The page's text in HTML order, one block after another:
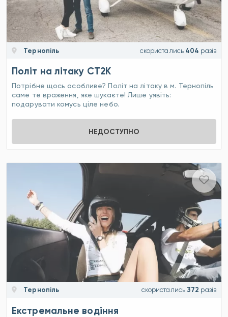
Тернопіль скористались 404 разів
Політ на літаку СТ2К
Потрібне щось особливе? Політ на літаку в м. Тернопіль
саме те враження, яке шукаєте! Лише уявіть:
подарувати комусь ціле небо.
НЕДОСТУПНО
Тернопіль скористались 372 разів
Екстремальне водіння